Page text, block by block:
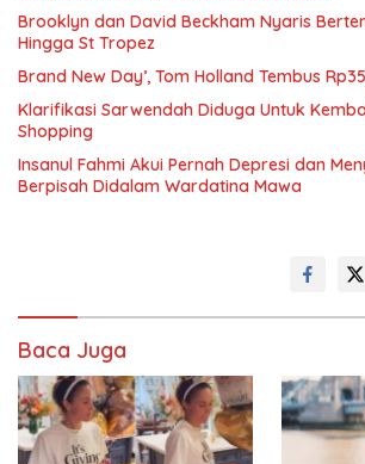
Brooklyn dan David Beckham Nyaris
Hingga St Tropez
Brand New Day’, Tom Holland Tembus
Klarifikasi Sarwendah Diduga Untuk
Shopping
Insanul Fahmi Akui Pernah Depresi dan
Berpisah Didalam Wardatina Mawa
Baca Juga